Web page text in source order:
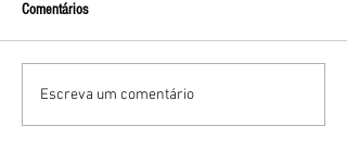
Comentários
Escreva um comentário